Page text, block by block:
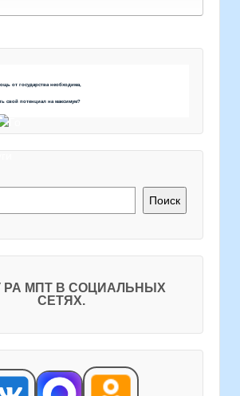
от государства необходима,
свой потенциал на максимум?
Поиск
РА МПТ В СОЦИАЛЬНЫХ
СЕТЯХ.